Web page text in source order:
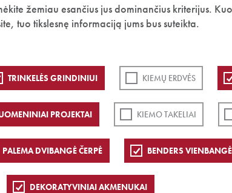
žemiau esančius jus dominančius kriterijus.
tuo tikslesnę informaciją jums bus suteikta.
TRINKELĖS GRINDINIUI KIEMŲ ERDVĖS
PROJEKTAI KIEMO TAKELIAI
PALEMA DVIBANGĖ ČERPĖ BENDERS VIENBANGĖ
DEKORATYVINIAI AKMENUKAI